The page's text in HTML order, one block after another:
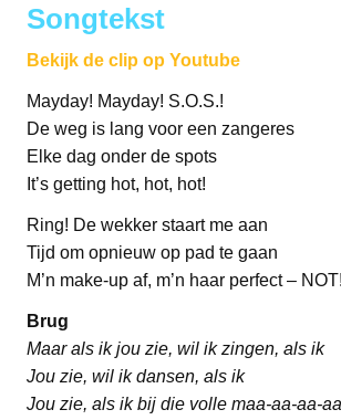
Songtekst
Bekijk de clip op Youtube
Mayday! Mayday! S.O.S.!
De weg is lang voor een zangeres
Elke dag onder de spots
It’s getting hot, hot, hot!
Ring! De wekker staart me aan
Tijd om opnieuw op pad te gaan
M’n make-up af, m’n haar perfect – NOT!
Brug
Maar als ik jou zie, wil ik zingen, als ik
Jou zie, wil ik dansen, als ik
Jou zie, als ik bij die volle maa-aa-aa-